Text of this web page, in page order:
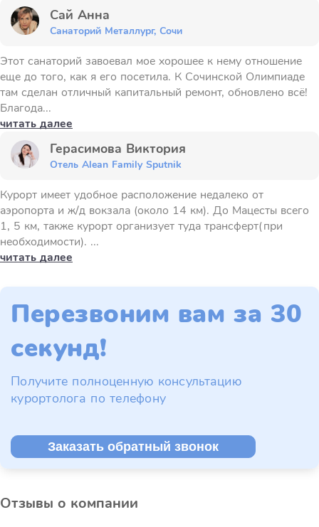
Сай Анна
Санаторий Металлург, Сочи
Этот санаторий завоевал мое хорошее к нему отношение
еще до того, как я его посетила. К Сочинской Олимпиаде
там сделан отличный капитальный ремонт, обновлено всё!
Благода...
читать далее
Герасимова Виктория
Отель Alean Family Sputnik
Курорт имеет удобное расположение недалеко от
аэропорта и ж/д вокзала (около 14 км). До Мацесты всего
1, 5 км, также курорт организует туда трансферт(при
необходимости). ...
читать далее
Перезвоним вам за 30
секунд!
Получите полноценную консультацию
курортолога по телефону
Заказать обратный звонок
Отзывы о компании